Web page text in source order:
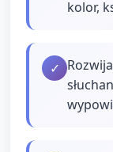
kolor,
✓